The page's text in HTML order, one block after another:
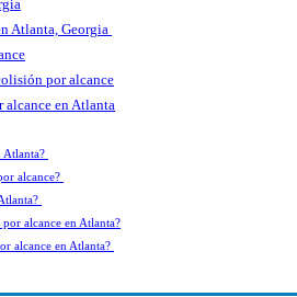
Atlanta, Georgia
por alcance
alcance en Atlanta
Atlanta?
alcance?
alcance en Atlanta?
alcance en Atlanta?